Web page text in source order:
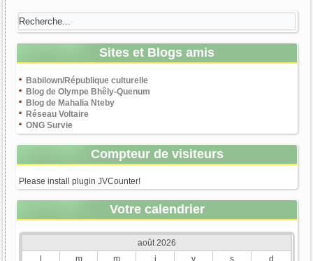
Sites et Blogs amis
Babilown/République culturelle
Blog de Olympe Bhêly-Quenum
Blog de Mahalia Nteby
Réseau Voltaire
ONG Survie
Compteur de visiteurs
Please install plugin JVCounter!
Votre calendrier
août 2026
l
m m j v s d